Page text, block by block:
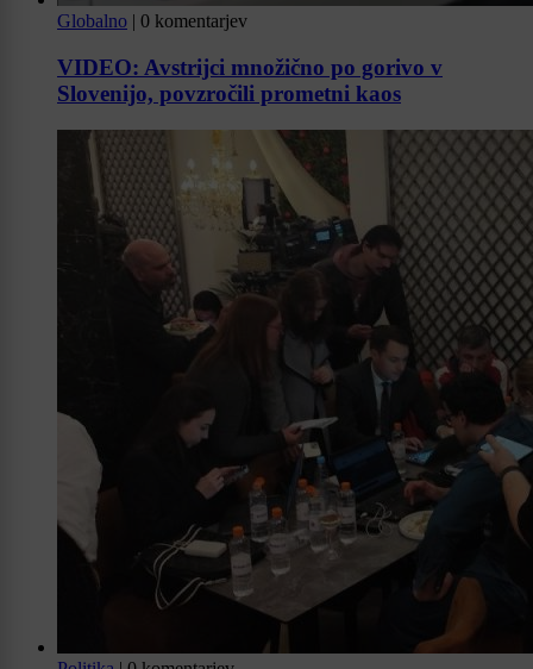
Globalno | 0 komentarjev
VIDEO: Avstrijci množično po gorivo v
Slovenijo, povzročili prometni kaos